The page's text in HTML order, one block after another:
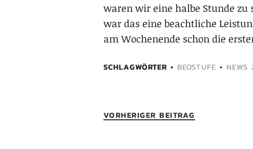
waren wir eine halbe Stunde zu
war das eine beachtliche
am Wochenende schon die
SCHLAGWÖRTER BEOSTUFE • NEWS
VORHERIGER BEITRAG